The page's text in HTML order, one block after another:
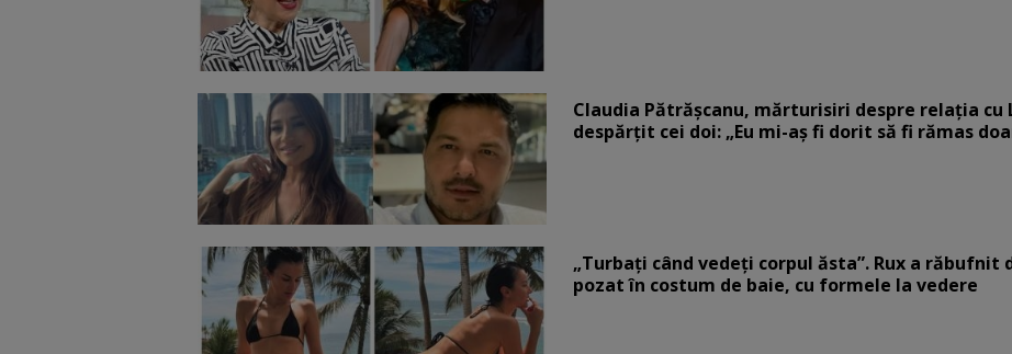
Claudia Pătrășcanu, mărturisiri despre relația cu
despărțit cei doi: „Eu mi-aș fi dorit să fi rămas
„Turbați când vedeți corpul ăsta”. Rux a răbufnit
pozat în costum de baie, cu formele la vedere